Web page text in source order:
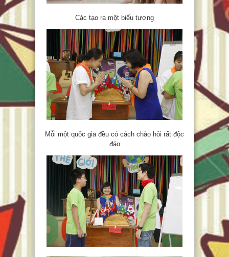
Các tạo ra một biểu tượng
Mỗi một quốc gia đều có cách chào hỏi rất độc
đáo